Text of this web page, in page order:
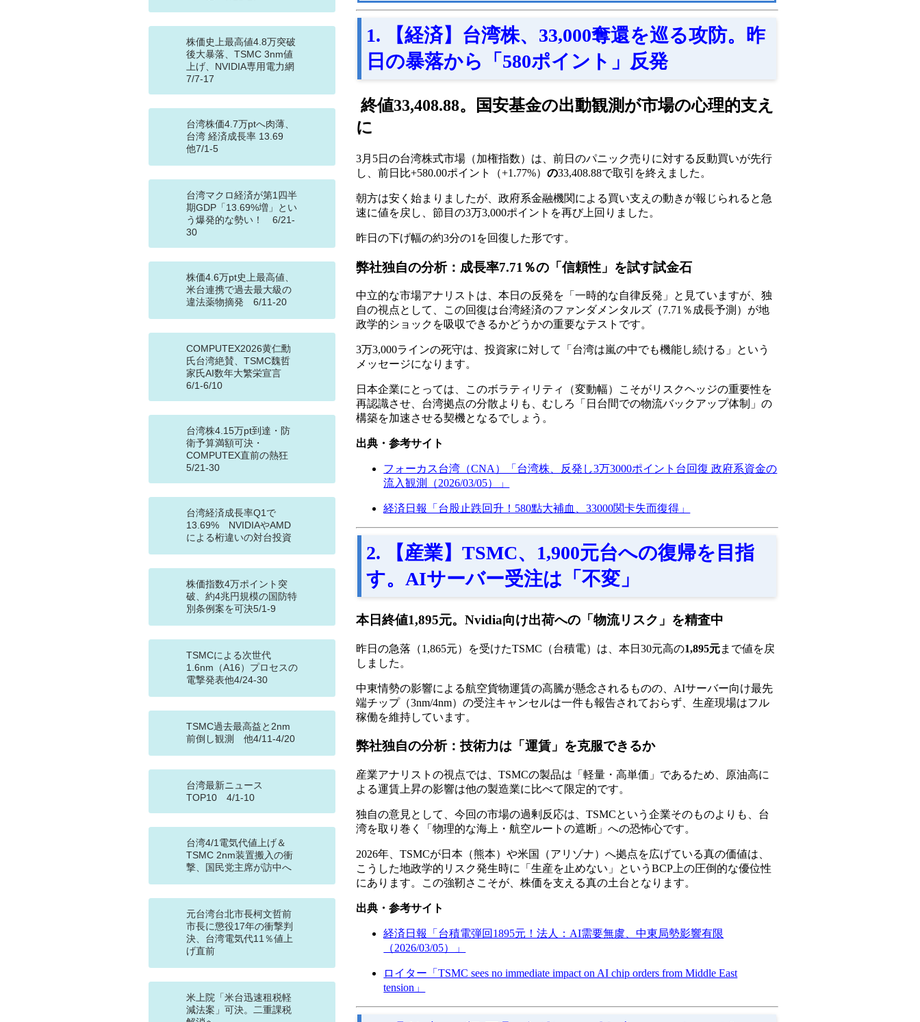
株価史上最高値4.8万突破
後大暴落、TSMC 3nm値
上げ、NVIDIA専用電力網
7/7-17
台湾株価4.7万ptへ肉薄、
台湾 経済成長率 13.69
他7/1-5
台湾マクロ経済が第1四半
期GDP「13.69%増」とい
う爆発的な勢い！ 6/21-
30
株価4.6万pt史上最高値、
米台連携で過去最大級の
違法薬物摘発 6/11-20
COMPUTEX2026黄仁勳
氏台湾絶賛、TSMC魏哲
家氏AI数年大繁栄宣言
6/1-6/10
台湾株4.15万pt到達・防
衛予算満額可決・
COMPUTEX直前の熱狂
5/21-30
台湾経済成長率Q1で
13.69% NVIDIAやAMD
による桁違いの対台投資
株価指数4万ポイント突
破、約4兆円規模の国防特
別条例案を可決5/1-9
TSMCによる次世代
1.6nm（A16）プロセスの
電撃発表他4/24-30
TSMC過去最高益と2nm
前倒し観測 他4/11-4/20
台湾最新ニュース
TOP10 4/1-10
台湾4/1電気代値上げ＆
TSMC 2nm装置搬入の衝
撃、国民党主席が訪中へ
元台湾台北市長柯文哲前
市長に懲役17年の衝撃判
決、台湾電気代11％値上
げ直前
米上院「米台迅速租税軽
減法案」可決。二重課税
1. 【経済】台湾株、33,000奪還を巡る攻防。昨
日の暴落から「580ポイント」反発
終値33,408.88。国安基金の出動観測が市場の心理的支え
に
3月5日の台湾株式市場（加権指数）は、前日のパニック売りに対する反動買いが先行
し、前日比+580.00ポイント（+1.77%）の33,408.88で取引を終えました。
朝方は安く始まりましたが、政府系金融機関による買い支えの動きが報じられると急
速に値を戻し、節目の3万3,000ポイントを再び上回りました。
昨日の下げ幅の約3分の1を回復した形です。
弊社独自の分析：成長率7.71％の「信頼性」を試す試金石
中立的な市場アナリストは、本日の反発を「一時的な自律反発」と見ていますが、独
自の視点として、この回復は台湾経済のファンダメンタルズ（7.71％成長予測）が地
政学的ショックを吸収できるかどうかの重要なテストです。
3万3,000ラインの死守は、投資家に対して「台湾は嵐の中でも機能し続ける」という
メッセージになります。
日本企業にとっては、このボラティリティ（変動幅）こそがリスクヘッジの重要性を
再認識させ、台湾拠点の分散よりも、むしろ「日台間での物流バックアップ体制」の
構築を加速させる契機となるでしょう。
出典・参考サイト
フォーカス台湾（CNA）「台湾株、反発し3万3000ポイント台回復 政府系資金の
流入観測（2026/03/05）」
経済日報「台股止跌回升！580點大補血、33000関卡失而復得」
2. 【産業】TSMC、1,900元台への復帰を目指
す。AIサーバー受注は「不変」
本日終値1,895元。Nvidia向け出荷への「物流リスク」を精査中
昨日の急落（1,865元）を受けたTSMC（台積電）は、本日30元高の1,895元まで値を戻
しました。
中東情勢の影響による航空貨物運賃の高騰が懸念されるものの、AIサーバー向け最先
端チップ（3nm/4nm）の受注キャンセルは一件も報告されておらず、生産現場はフル
稼働を維持しています。
弊社独自の分析：技術力は「運賃」を克服できるか
産業アナリストの視点では、TSMCの製品は「軽量・高単価」であるため、原油高に
よる運賃上昇の影響は他の製造業に比べて限定的です。
独自の意見として、今回の市場の過剰反応は、TSMCという企業そのものよりも、台
湾を取り巻く「物理的な海上・航空ルートの遮断」への恐怖心です。
2026年、TSMCが日本（熊本）や米国（アリゾナ）へ拠点を広げている真の価値は、
こうした地政学的リスク発生時に「生産を止めない」というBCP上の圧倒的な優位性
にあります。この強靭さこそが、株価を支える真の土台となります。
出典・参考サイト
経済日報「台積電弾回1895元！法人：AI需要無虞、中東局勢影響有限
（2026/03/05）」
ロイター「TSMC sees no immediate impact on AI chip orders from Middle East
tension」